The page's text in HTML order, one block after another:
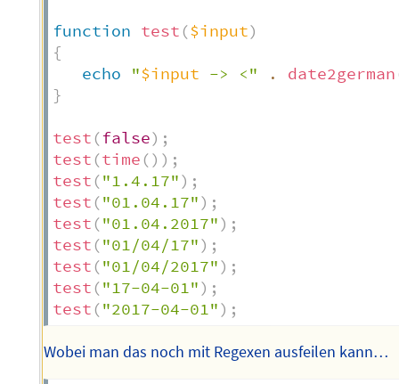
function test ($input)
{
echo
"$input -> <" . date2german
}
test (false) ;
test (time () ) ;
test ("1.4.17") ;
test ("01.04.17") ;
test ("01.04.2017") ;
test ("01/04/17") ;
test ("01/04/2017") ;
test ("17-04-01") ;
test ("2017-04-01") ;
Wobei man das noch mit Regexen ausfeilen kann…